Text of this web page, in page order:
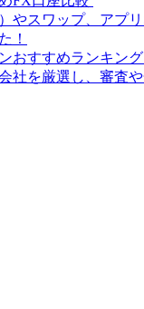
やスワップ、アプ
！
おすすめランキング
社を厳選し、審査